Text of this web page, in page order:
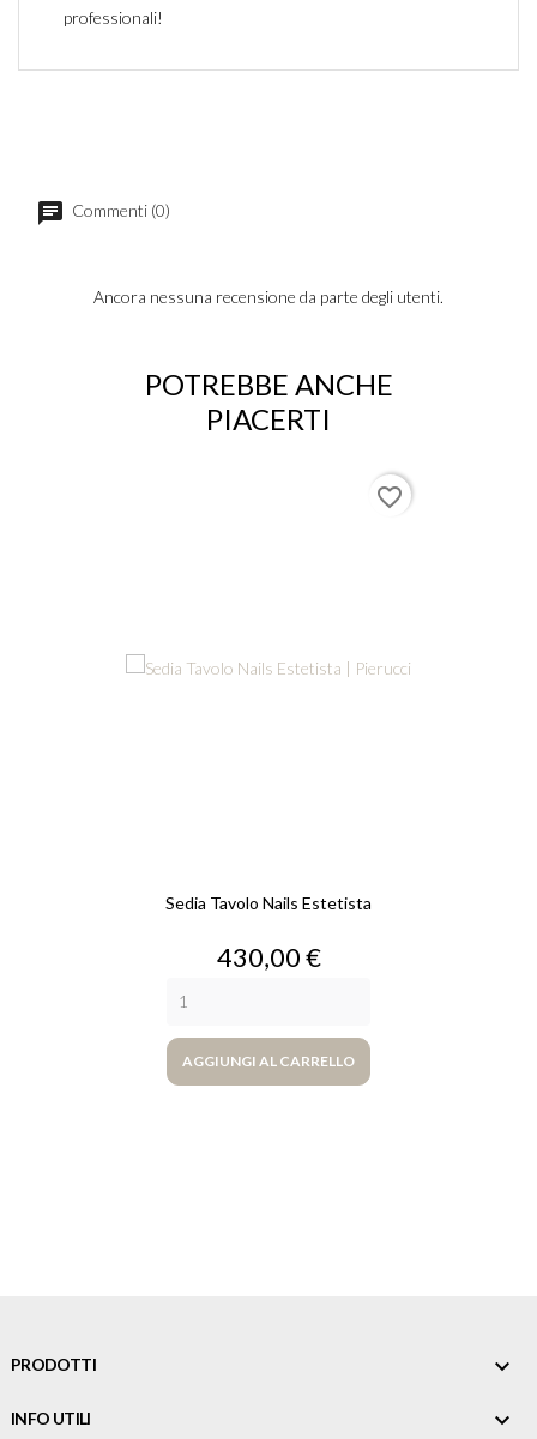
professionali!
Commenti (0)
Ancora nessuna recensione da parte degli utenti.
POTREBBE ANCHE
PIACERTI
Sedia Tavolo Nails Estetista
Prezzo
430,00 €
AGGIUNGI AL CARRELLO
favorite_border
PRODOTTI 
INFO UTILI 